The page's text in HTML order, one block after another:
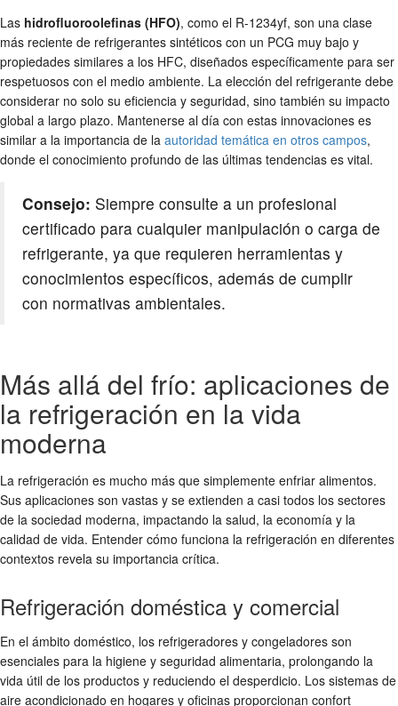
Las hidrofluoroolefinas (HFO), como el R-1234yf, son una clase
más reciente de refrigerantes sintéticos con un PCG muy bajo y
propiedades similares a los HFC, diseñados específicamente para ser
respetuosos con el medio ambiente. La elección del refrigerante debe
considerar no solo su eficiencia y seguridad, sino también su impacto
global a largo plazo. Mantenerse al día con estas innovaciones es
similar a la importancia de la autoridad temática en otros campos,
donde el conocimiento profundo de las últimas tendencias es vital.
Consejo: Siempre consulte a un profesional
certificado para cualquier manipulación o carga de
refrigerante, ya que requieren herramientas y
conocimientos específicos, además de cumplir
con normativas ambientales.
Más allá del frío: aplicaciones de
la refrigeración en la vida
moderna
La refrigeración es mucho más que simplemente enfriar alimentos.
Sus aplicaciones son vastas y se extienden a casi todos los sectores
de la sociedad moderna, impactando la salud, la economía y la
calidad de vida. Entender cómo funciona la refrigeración en diferentes
contextos revela su importancia crítica.
Refrigeración doméstica y comercial
En el ámbito doméstico, los refrigeradores y congeladores son
esenciales para la higiene y seguridad alimentaria, prolongando la
vida útil de los productos y reduciendo el desperdicio. Los sistemas de
aire acondicionado en hogares y oficinas proporcionan confort